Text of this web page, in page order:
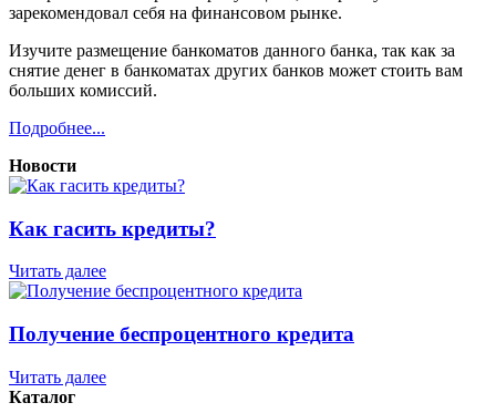
зарекомендовал себя на финансовом рынке.
Изучите размещение банкоматов данного банка, так как за
снятие денег в банкоматах других банков может стоить вам
больших комиссий.
Подробнее...
Новости
Как гасить кредиты?
Читать далее
Получение беспроцентного кредита
Читать далее
Каталог